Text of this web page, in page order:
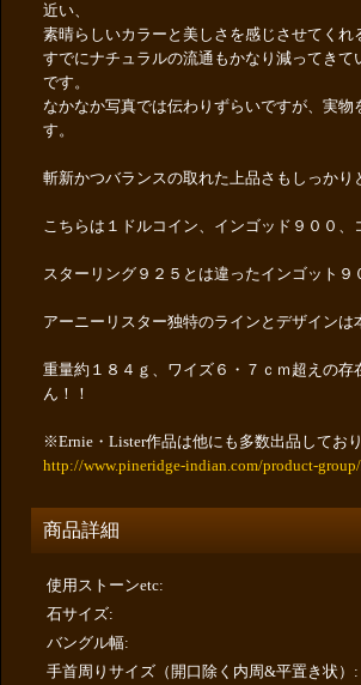
近い、
素晴らしいカラーと美しさを感じさせてくれ
すでにナチュラルの流通もかなり減ってき
です。
なかなか写真では伝わりずらいですが、実
す。
斬新かつバランスの取れた上品さもしっかり
こちらは１ドルコイン、インゴッド９００、
スターリング９２５とは違ったインゴット９
アーニーリスター独特のラインとデザインは
重量約１８４ｇ、ワイズ６・７ｃｍ超えの
ん！！
※Ernie・Lister作品は他にも多数出品してお
http://www.pineridge-indian.com/product-
商品詳細
使用ストーンetc:
石サイズ:
バングル幅:
手首周りサイズ（開口除く内周&平置き状） :